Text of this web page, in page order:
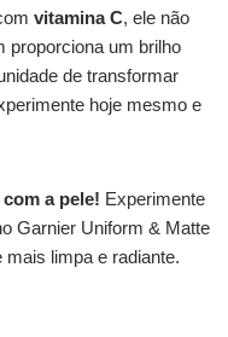
vitamina C, ele não
proporciona um brilho
de transformar
hoje mesmo e
a pele! Experimente
Garnier Uniform & Matte
limpa e radiante.